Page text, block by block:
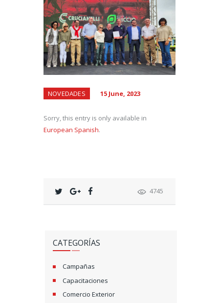
NOVEDADES 15 June, 2023
Sorry, this entry is only available in
European Spanish.
4745
CATEGORÍAS
Campañas
Capacitaciones
Comercio Exterior